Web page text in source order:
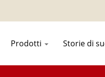
Prodotti Storie di